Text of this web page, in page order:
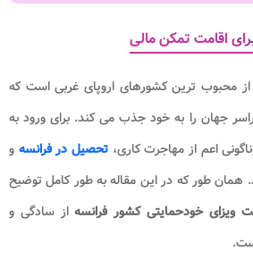
اقامت تمکن مالی
محبوب ترین کشورهای اروپای غربی است که
جهان را به خود جذب می کند. برای ورود به
اعم از مهاجرت کاری، تحصیل در فرانسه و
همان طور که در این مقاله به طور کامل توضیح
ویزای خودحمایتی کشور فرانسهاز سادگی و